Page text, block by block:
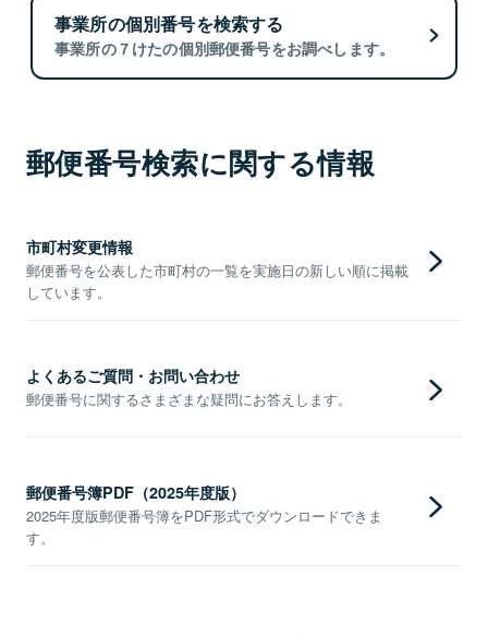
事業所の個別番号を検索する
事業所の７けたの個別郵便番号をお調べします。
郵便番号検索に関する情報
市町村変更情報
郵便番号を公表した市町村の一覧を実施日の新しい順に掲載
しています。
よくあるご質問・お問い合わせ
郵便番号に関するさまざまな疑問にお答えします。
郵便番号簿PDF（2025年度版）
2025年度版郵便番号簿をPDF形式でダウンロードできま
す。